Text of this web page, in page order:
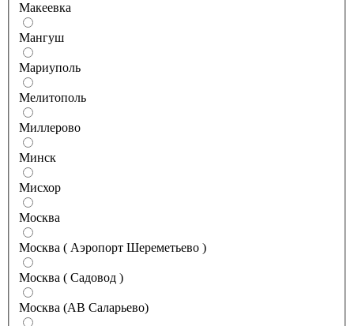
Макеевка
Мангуш
Мариуполь
Мелитополь
Миллерово
Минск
Мисхор
Москва
Москва ( Аэропорт Шереметьево )
Москва ( Садовод )
Москва (АВ Саларьево)